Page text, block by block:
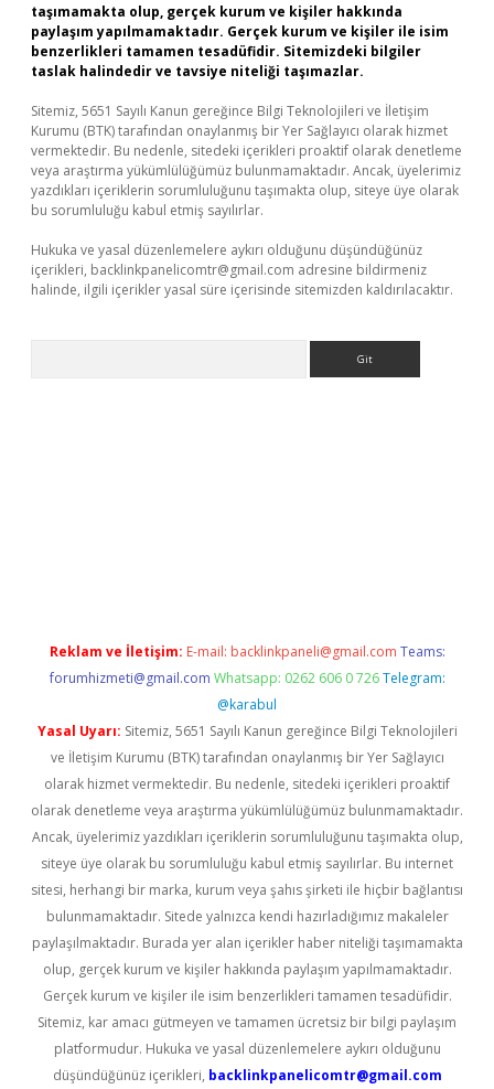
taşımamakta olup, gerçek kurum ve kişiler hakkında
paylaşım yapılmamaktadır. Gerçek kurum ve kişiler ile isim
benzerlikleri tamamen tesadüfidir. Sitemizdeki bilgiler
taslak halindedir ve tavsiye niteliği taşımazlar.
Sitemiz, 5651 Sayılı Kanun gereğince Bilgi Teknolojileri ve İletişim
Kurumu (BTK) tarafından onaylanmış bir Yer Sağlayıcı olarak hizmet
vermektedir. Bu nedenle, sitedeki içerikleri proaktif olarak denetleme
veya araştırma yükümlülüğümüz bulunmamaktadır. Ancak, üyelerimiz
yazdıkları içeriklerin sorumluluğunu taşımakta olup, siteye üye olarak
bu sorumluluğu kabul etmiş sayılırlar.
Hukuka ve yasal düzenlemelere aykırı olduğunu düşündüğünüz
içerikleri, backlinkpanelicomtr@gmail.com adresine bildirmeniz
halinde, ilgili içerikler yasal süre içerisinde sitemizden kaldırılacaktır.
Reklam ve İletişim: E-mail: backlinkpaneli@gmail.com Teams:
forumhizmeti@gmail.com Whatsapp: 0262 606 0 726 Telegram:
@karabul
Yasal Uyarı: Sitemiz, 5651 Sayılı Kanun gereğince Bilgi Teknolojileri
ve İletişim Kurumu (BTK) tarafından onaylanmış bir Yer Sağlayıcı
olarak hizmet vermektedir. Bu nedenle, sitedeki içerikleri proaktif
olarak denetleme veya araştırma yükümlülüğümüz bulunmamaktadır.
Ancak, üyelerimiz yazdıkları içeriklerin sorumluluğunu taşımakta olup,
siteye üye olarak bu sorumluluğu kabul etmiş sayılırlar. Bu internet
sitesi, herhangi bir marka, kurum veya şahıs şirketi ile hiçbir bağlantısı
bulunmamaktadır. Sitede yalnızca kendi hazırladığımız makaleler
paylaşılmaktadır. Burada yer alan içerikler haber niteliği taşımamakta
olup, gerçek kurum ve kişiler hakkında paylaşım yapılmamaktadır.
Gerçek kurum ve kişiler ile isim benzerlikleri tamamen tesadüfidir.
Sitemiz, kar amacı gütmeyen ve tamamen ücretsiz bir bilgi paylaşım
platformudur. Hukuka ve yasal düzenlemelere aykırı olduğunu
düşündüğünüz içerikleri, backlinkpanelicomtr@gmail.com